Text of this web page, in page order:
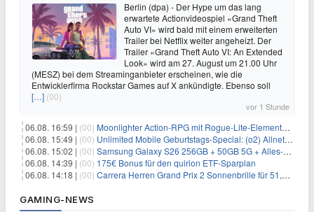
Berlin (dpa) - Der Hype um das lang
erwartete Actionvideospiel «Grand Theft
Auto VI» wird bald mit einem erweiterten
Trailer bei Netflix weiter angeheizt. Der
Trailer «Grand Theft Auto VI: An Extended
Look» wird am 27. August um 21.00 Uhr
(MESZ) bei dem Streaminganbieter erscheinen, wie die
Entwicklerfirma Rockstar Games auf X ankündigte. Ebenso soll
[…] (00)
vor 1 Stunde
06.08. 16:59 | (00) Moonlighter Action-RPG mit Rogue-Lite-Elementen kostenlos bei Steam
06.08. 15:49 | (00) Unlimited Mobile Geburtstags-Special: (o2) Allnet-Flats ab 14,99€/Monat
06.08. 15:02 | (00) Samsung Galaxy S26 256GB + 50GB 5G + Alles-Flat im Vodafone-Netz für 19,99€/Monat – eff. 0,20€/Monat
06.08. 14:39 | (00) 175€ Bonus für den quirion ETF-Sparplan
06.08. 14:18 | (00) Carrera Herren Grand Prix 2 Sonnenbrille für 51,55€
GAMING-NEWS